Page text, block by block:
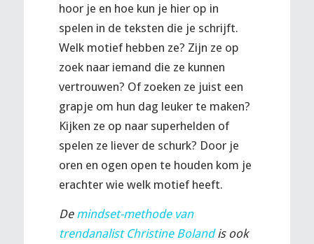
hoor je en hoe kun je hier op in
spelen in de teksten die je schrijft.
Welk motief hebben ze? Zijn ze op
zoek naar iemand die ze kunnen
vertrouwen? Of zoeken ze juist een
grapje om hun dag leuker te maken?
Kijken ze op naar superhelden of
spelen ze liever de schurk? Door je
oren en ogen open te houden kom je
erachter wie welk motief heeft.
De mindset-methode van
trendanalist Christine Bolandis ook